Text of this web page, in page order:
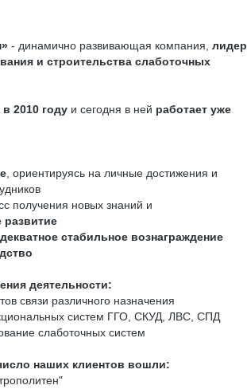
- динамично развивающая компания, лидер
и строительства слаботочных
2010 году и сегодня в ней работает уже
, ориентируясь на личные достижения и
получения новых знаний и
развитие
стабильное вознаграждение
деятельности:
связи различного назначения
систем ГГО, СКУД, ЛВС, СПД
слаботочных систем
наших клиентов вошли: